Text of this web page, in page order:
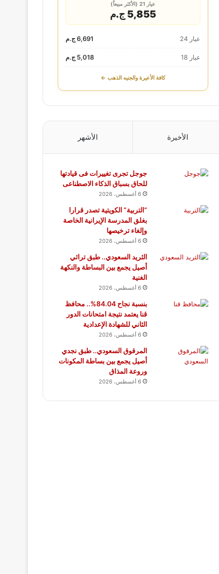
عيار 21 (الأكثر مبيعاً)
5,855 ج.م
عيار 24 6,691 ج.م
عيار 18 5,018 ج.م
كافة الأعيرة والجنيه الذهب ←
الأخيرة الأشهر
جوجل تجرى تغييرات فى قيادتها
للحاق بسباق الذكاء الاصطناعى
6 أغسطس، 2026
“التربية” الكويتية تصدر قرارا
بغلق المدرسة الإيرانية الخاصة
وإلغاء ترخيصها
6 أغسطس، 2026
الثريد السعودي.. طبق تراثي
أصيل يجمع بين البساطة والنكهة
الغنية
6 أغسطس، 2026
بنسبة نجاح 84.04%.. محافظ
قنا يعتمد نتيجة امتحانات الدور
الثاني للشهادة الإعدادية
6 أغسطس، 2026
المرقوق السعودي.. طبق نجدي
أصيل يجمع بين بساطة المكونات
وروعة المذاق
6 أغسطس، 2026